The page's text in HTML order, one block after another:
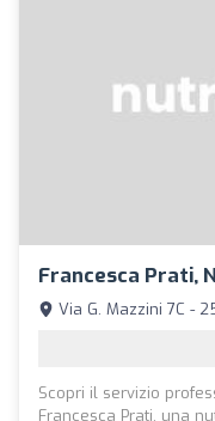
Francesca Prati,
Via G. Mazzini 7C -
Scopri il servizio
Francesca Prati, una